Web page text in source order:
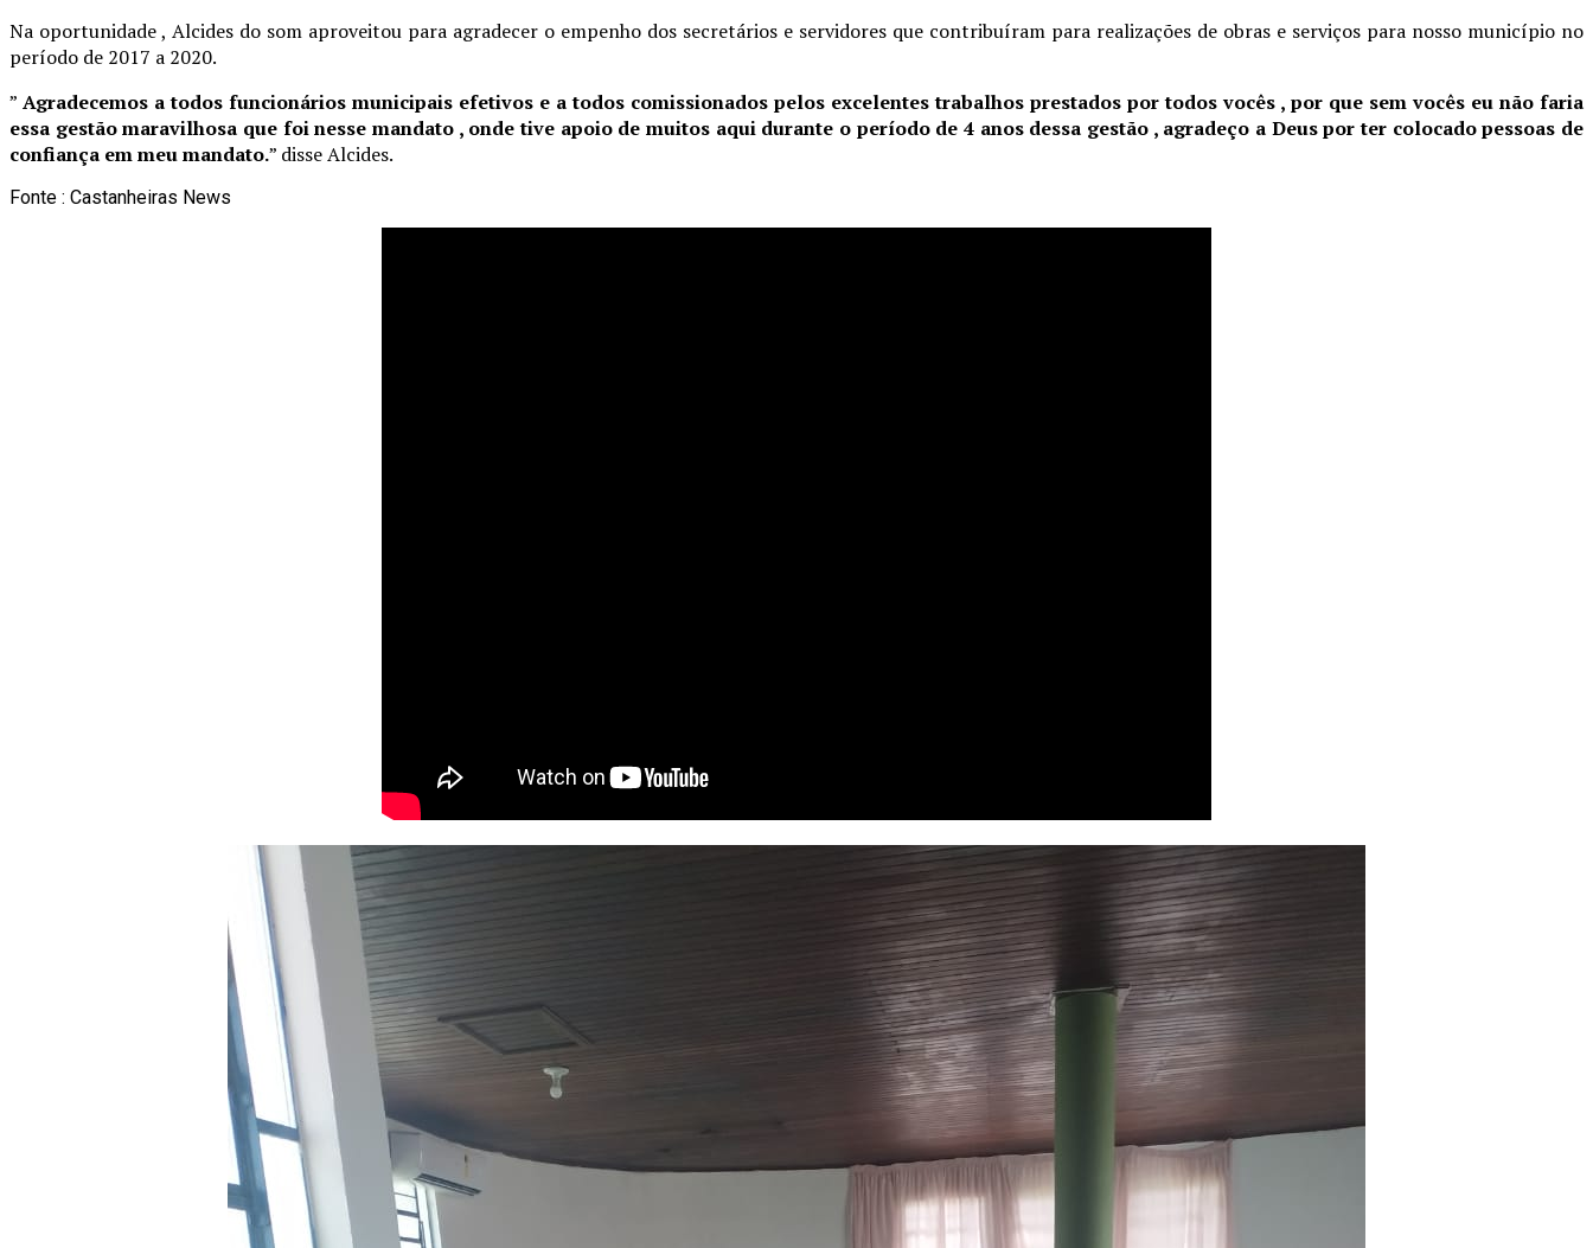
Na oportunidade , Alcides do som aproveitou para agradecer o empenho dos secretários e servidores que contribuíram para realizações de obras e serviços para nosso município no
período de 2017 a 2020.
” Agradecemos a todos funcionários municipais efetivos e a todos comissionados pelos excelentes trabalhos prestados por todos vocês , por que sem vocês eu não faria
essa gestão maravilhosa que foi nesse mandato , onde tive apoio de muitos aqui durante o período de 4 anos dessa gestão , agradeço a Deus por ter colocado pessoas de
confiança em meu mandato.” disse Alcides.
Fonte : Castanheiras News